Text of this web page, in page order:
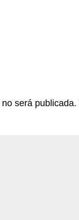
será publicada.